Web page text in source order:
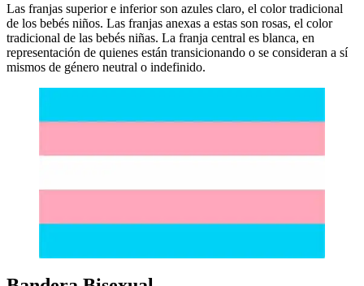
Las franjas superior e inferior son azules claro, el color tradicional
de los bebés niños. Las franjas anexas a estas son rosas, el color
tradicional de las bebés niñas. La franja central es blanca, en
representación de quienes están transicionando o se consideran a sí
mismos de género neutral o indefinido.